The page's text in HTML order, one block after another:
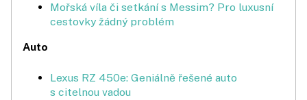
Mořská víla či setkání s Messim? Pro luxusní
cestovky žádný problém
Auto
Lexus RZ 450e: Geniálně řešené auto
s citelnou vadou